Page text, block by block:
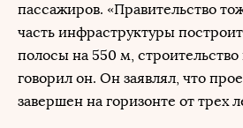
пассажиров. «Правительство
часть инфраструктуры
полосы на 550 м, строительство
говорил он. Он заявлял, что
завершен на горизонте от трех